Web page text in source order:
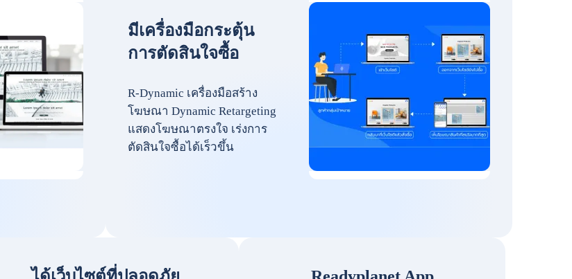
มีเครื่องมือกระตุ้น
การตัดสินใจซื้อ
R-Dynamic เครื่องมือสร้าง
โฆษณา Dynamic Retargeting
แสดงโฆษณาตรงใจ เร่งการ
ตัดสินใจซื้อได้เร็วขึ้น